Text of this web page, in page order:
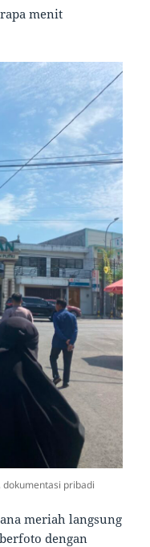
menit
dokumentasi pribadi
meriah langsung
dengan